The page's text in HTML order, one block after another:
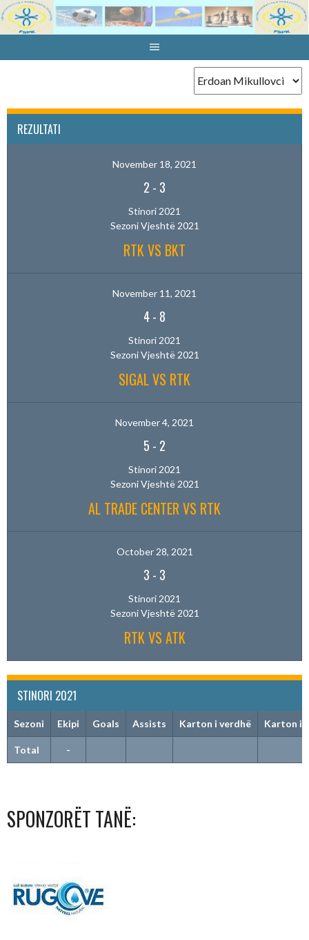
Skip
to
REZULTATI
November 18, 2021
2 - 3
Stinori 2021
Sezoni Vjeshtë 2021
RTK VS BKT
November 11, 2021
4- 8
Stinori 2021
Sezoni Vjeshtë 2021
SIGAL VS RTK
November 4, 2021
5 - 2
Stinori 2021
Sezoni Vjeshtë 2021
AL TRADE CENTER VS RTK
October 28, 2021
3 - 3
Stinori 2021
Sezoni Vjeshtë 2021
RTK VS ATK
STINORI 2021
Sezoni Ekipi Goals Assists Karton i verdhë Karton i
Total -
SPONZORËT TANË: